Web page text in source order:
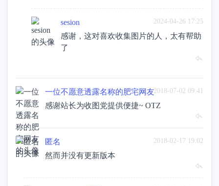
2024-04-26 17:25
sesion
感谢，这对喜欢收集图片的人，太有帮助
了
2018-07-02 09:41
一位不愿意透露名称的肥宅网友
感谢站长为收图党提供便捷~ OTZ
2018-02-17 19:02
匿名
然而并没有更新版本